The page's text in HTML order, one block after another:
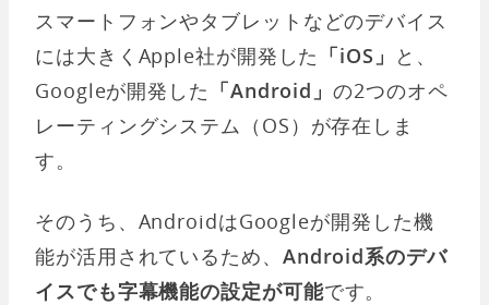
スマートフォンやタブレットなどのデバイス
には大きくApple社が開発した 「iOS」 と、
Googleが開発した 「Android」の2つのオペ
レーティングシステム（OS）が存在しま
す。
そのうち、AndroidはGoogleが開発した機
能が活用されているため、 Android系のデバ
イスでも字幕機能の設定が可能です。